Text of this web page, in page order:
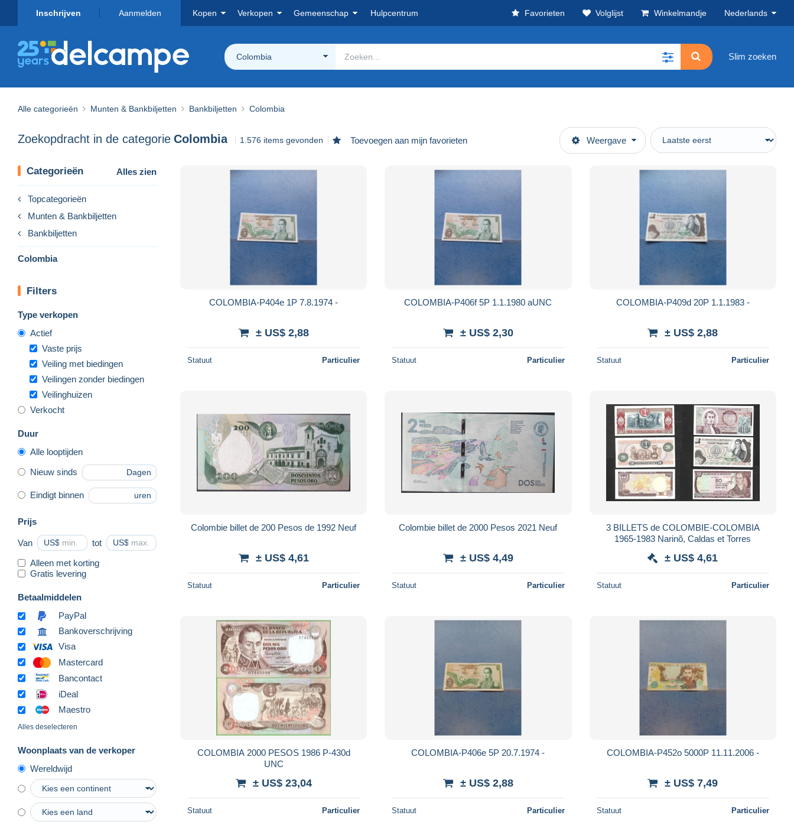
Inschrijven Aanmelden Kopen Verkopen Gemeenschap Hulpcentrum Favorieten Volglijst Winkelmandje Nederlands
Colombia Slim zoeken
Alle categorieën Munten & Bankbiljetten Bankbiljetten Colombia
Zoekopdracht in de categorie Colombia 1.576 items gevonden Toevoegen aan mijn favorieten Weergave
Categorieën Alles zien
Topcategorieën
Munten & Bankbiljetten
Bankbiljetten
Colombia
Filters
Type verkopen
Actief
Vaste prijs
Veiling met biedingen
Veilingen zonder biedingen
Veilinghuizen
Verkocht
Duur
Alle looptijden
Nieuw sinds Dagen
Eindigt binnen uren
Prijs
Van US$ tot US$
Alleen met korting
Gratis levering
Betaalmiddelen
PayPal
Bankoverschrijving
Visa
Mastercard
Bancontact
iDeal
Maestro
Alles deselecteren
Woonplaats van de verkoper
Wereldwijd
COLOMBIA-P404e 1P 7.8.1974 -
± US$ 2,88
Statuut Particulier
COLOMBIA-P406f 5P 1.1.1980 aUNC
± US$ 2,30
Statuut Particulier
COLOMBIA-P409d 20P 1.1.1983 -
± US$ 2,88
Statuut Particulier
Colombie billet de 200 Pesos de 1992 Neuf
± US$ 4,61
Statuut Particulier
Colombie billet de 2000 Pesos 2021 Neuf
± US$ 4,49
Statuut Particulier
3 BILLETS de COLOMBIE-COLOMBIA
1965-1983 Narinõ, Caldas et Torres
± US$ 4,61
Statuut Particulier
COLOMBIA 2000 PESOS 1986 P-430d
UNC
± US$ 23,04
Statuut Particulier
COLOMBIA-P406e 5P 20.7.1974 -
± US$ 2,88
Statuut Particulier
COLOMBIA-P452o 5000P 11.11.2006 -
± US$ 7,49
Statuut Particulier